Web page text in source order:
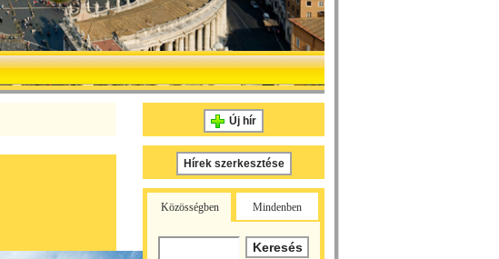
Új hír
Hírek szerkesztése
Közösségben Mindenben